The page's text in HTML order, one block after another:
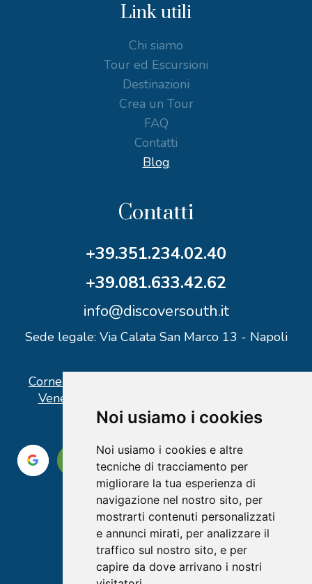
Noi usiamo i cookies
Noi usiamo i cookies e altre
tecniche di tracciamento per
migliorare la tua esperienza di
navigazione nel nostro sito, per
mostrarti contenuti personalizzati
e annunci mirati, per analizzare il
traffico sul nostro sito, e per
capire da dove arrivano i nostri
Link utili
Chi siamo
Tour ed Escursioni
Destinazioni
Crea un Tour
FAQ
Contatti
Blog
Contatti
+39.351.234.02.40
+39.081.633.42.62
info@discoversouth.it
Sede legale: Via Calata San Marco 13 - Napoli
Corner operativo: I Point Ercolano, via Vittorio
Veneto n° 18 - Piazzale Stazione Ercolano